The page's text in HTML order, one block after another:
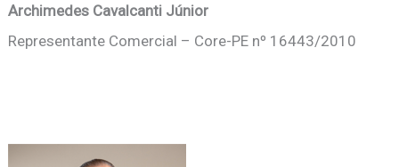
Archimedes Cavalcanti Júnior
Representante Comercial – Core-PE nº 16443/2010